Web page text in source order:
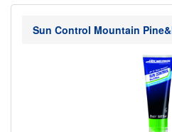
Nikliński Jacek Export ImportKAMIw
71 1600 1042 0002 0142
KAMI
Sun Control Mountain